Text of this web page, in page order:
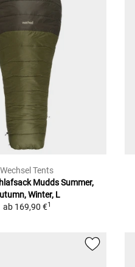
Wechsel Tents
Mudds Summer,
Winter, L
ab 169,90 €1